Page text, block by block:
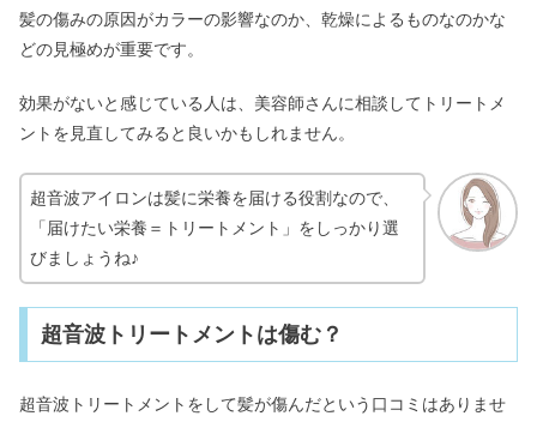
髪の傷みの原因がカラーの影響なのか、乾燥によるものなのかな
どの見極めが重要です。
効果がないと感じている人は、美容師さんに相談してトリートメ
ントを見直してみると良いかもしれません。
超音波アイロンは髪に栄養を届ける役割なので、
「届けたい栄養＝トリートメント」をしっかり選
びましょうね♪
超音波トリートメントは傷む？
超音波トリートメントをして髪が傷んだという口コミはありませ